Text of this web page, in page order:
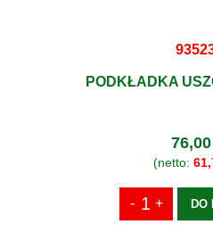
PODKŁADKA
76,00
(netto:
DO